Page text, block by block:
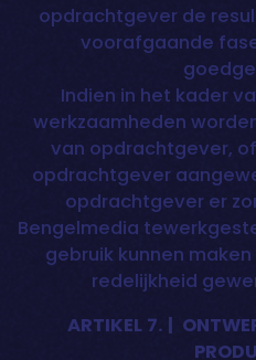
opdrachtgever de
voorafgaande
Indien in het kader
werkzaamheden
van opdrachtgever,
opdrachtgever
opdrachtgever er
Bengelmedia
gebruik kunnen
redelijkheid
ARTIKEL 7. |